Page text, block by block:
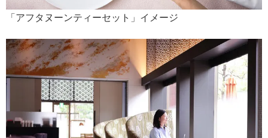
「アフタヌーンティーセット」イメージ